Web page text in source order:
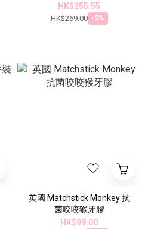
HK$255.55
HK$269.00 -5%
英國 Matchstick Monkey 抗
菌咬咬猴牙膠
HK$99.00